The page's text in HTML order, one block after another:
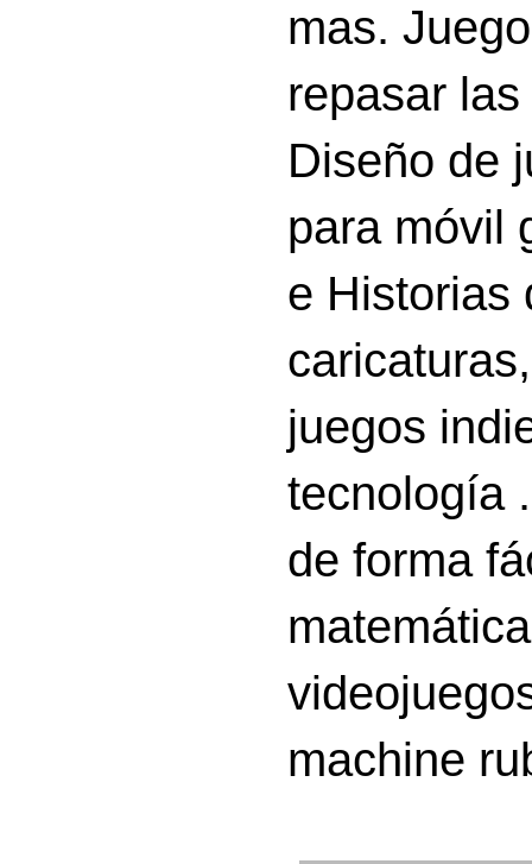
mas.
repasar
Diseño de
para móvil
e Historias
juegos
tecnología
de forma
machine